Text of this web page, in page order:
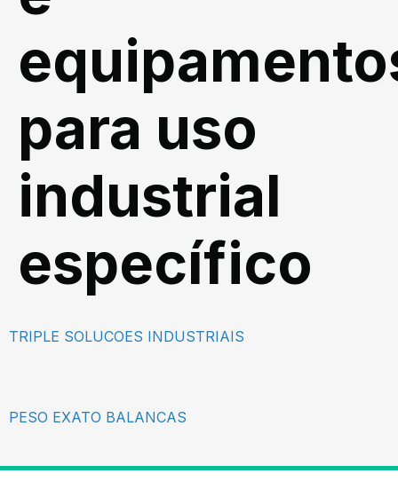
para uso
industrial
específico
TRIPLE SOLUCOES INDUSTRIAIS
PESO EXATO BALANCAS